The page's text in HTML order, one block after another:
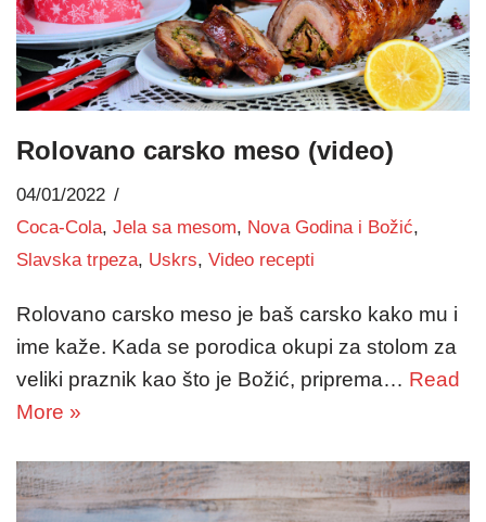
Rolovano carsko meso (video)
04/01/2022
Coca-Cola, Jela sa mesom, Nova Godina i Božić,
Slavska trpeza, Uskrs, Video recepti
Rolovano carsko meso je baš carsko kako mu i
ime kaže. Kada se porodica okupi za stolom za
veliki praznik kao što je Božić, priprema… Read
More »